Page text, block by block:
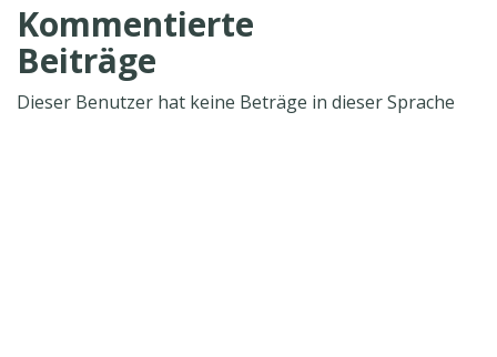
Kommentierte
Beiträge
Dieser Benutzer hat keine Beträge in dieser Sprache